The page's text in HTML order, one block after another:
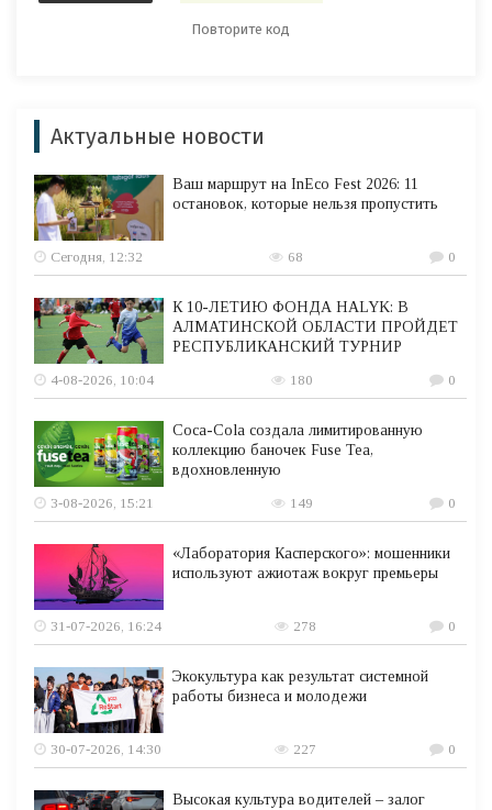
Актуальные новости
Ваш маршрут на InEco Fest 2026: 11
остановок, которые нельзя пропустить
Сегодня, 12:32 68 0
К 10-ЛЕТИЮ ФОНДА HALYK: В
АЛМАТИНСКОЙ ОБЛАСТИ ПРОЙДЕТ
РЕСПУБЛИКАНСКИЙ ТУРНИР
4-08-2026, 10:04
180 0
Coca-Cola создала лимитированную
коллекцию баночек Fuse Tea,
вдохновленную
3-08-2026, 15:21
149 0
«Лаборатория Касперского»: мошенники
используют ажиотаж вокруг премьеры
31-07-2026, 16:24 278 0
Экокультура как результат системной
работы бизнеса и молодежи
30-07-2026, 14:30 227 0
Высокая культура водителей – залог